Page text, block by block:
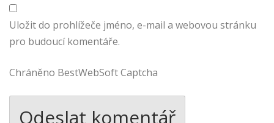
Uložit do prohlížeče jméno, e-mail a webovou stránku
pro budoucí komentáře.
Chráněno BestWebSoft Captcha